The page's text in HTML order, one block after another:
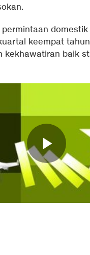
keempat
kekhawatiran baik